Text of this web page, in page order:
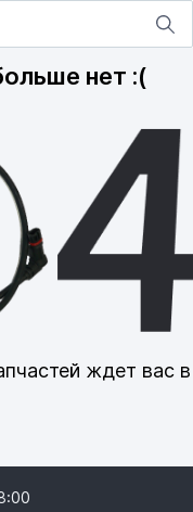
нет :(
ждет вас в